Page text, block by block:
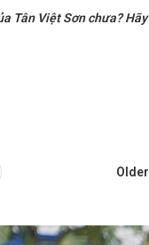
Tân Việt Sơn chưa? Hãy
Older